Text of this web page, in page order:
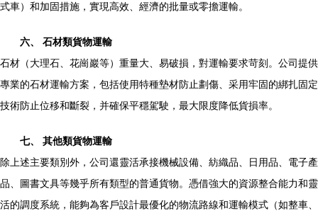
式車）和加固措施，實現高效、經濟的批量或零擔運輸。
六、 石材類貨物運輸
石材（大理石、花崗巖等）重量大、易破損，對運輸要求苛刻。公司提供
專業的石材運輸方案，包括使用特種墊材防止劃傷、采用牢固的綁扎固定
技術防止位移和斷裂，并確保平穩駕駛，最大限度降低貨損率。
七、 其他類貨物運輸
除上述主要類別外，公司還靈活承接機械設備、紡織品、日用品、電子產
品、圖書文具等幾乎所有類型的普通貨物。憑借強大的資源整合能力和靈
活的調度系統，能夠為客戶設計最優化的物流路線和運輸模式（如整車、